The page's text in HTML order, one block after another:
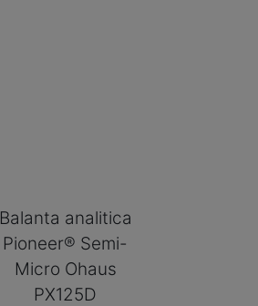
Balanta analitica
Pioneer® Semi-
Micro Ohaus
PX125D